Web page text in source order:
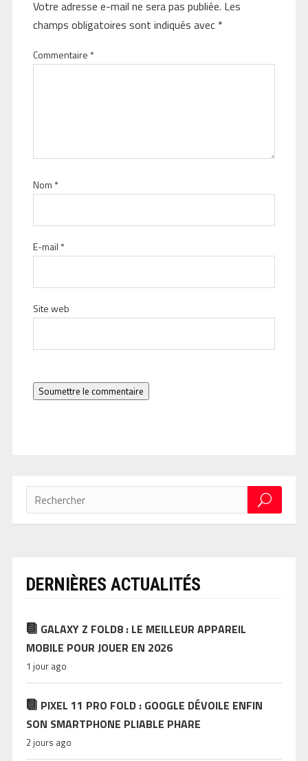
Votre adresse e-mail ne sera pas publiée. Les
champs obligatoires sont indiqués avec *
Commentaire *
Nom *
E-mail *
Site web
Soumettre le commentaire
DERNIÈRES ACTUALITÉS
GALAXY Z FOLD8 : LE MEILLEUR APPAREIL
MOBILE POUR JOUER EN 2026
1 jour ago
PIXEL 11 PRO FOLD : GOOGLE DÉVOILE ENFIN
SON SMARTPHONE PLIABLE PHARE
2 jours ago